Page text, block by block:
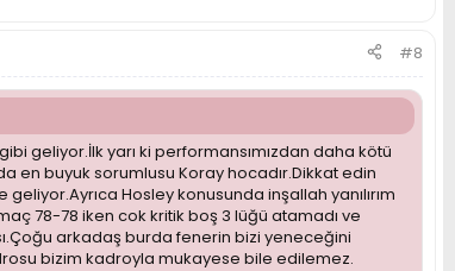
#8
geliyor.İlk yarı ki performansımızdan daha kötü
en buyuk sorumlusu Koray hocadır.Dikkat edin
Hosley konusunda inşallah yanılırım
78-78 iken cok kritik boş 3 lüğü atamadı ve
arkadaş burda fenerin bizi yeneceğini
bizim kadroyla mukayese bile edilemez.